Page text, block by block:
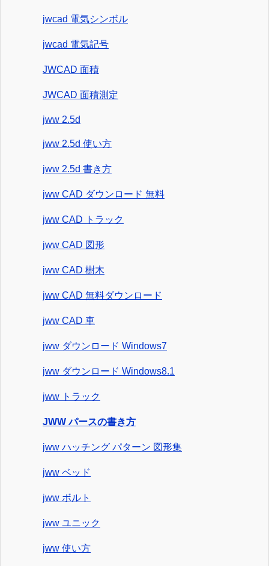
jwcad 電気シンボル
jwcad 電気記号
JWCAD 面積
JWCAD 面積測定
jww 2.5d
jww 2.5d 使い方
jww 2.5d 書き方
jww CAD ダウンロード 無料
jww CAD トラック
jww CAD 図形
jww CAD 樹木
jww CAD 無料ダウンロード
jww CAD 車
jww ダウンロード Windows7
jww ダウンロード Windows8.1
jww トラック
JWW パースの書き方
jww ハッチング パターン 図形集
jww ベッド
jww ボルト
jww ユニック
jww 使い方